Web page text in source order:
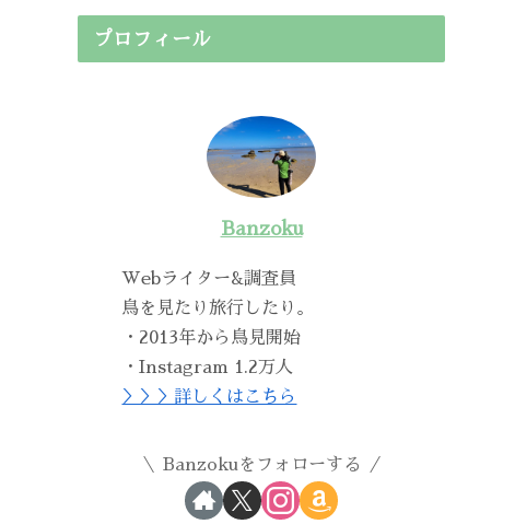
プロフィール
Banzoku
Webライター&調査員
鳥を見たり旅行したり。
・2013年から鳥見開始
・Instagram 1.2万人
＞＞＞詳しくはこちら
Banzokuをフォローする